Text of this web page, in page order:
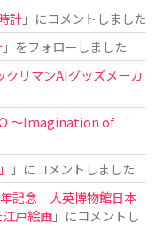
計」にコメントしました
」をフォローしました
クリマンAIグッズメーカ
〜Imagination of
」にコメントしました
記念 大英博物館日本
戸絵画」にコメントし